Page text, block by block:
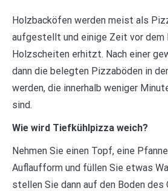
Holzbacköfen werden meist als
aufgestellt und einige Zeit vor dem
Holzscheiten erhitzt. Nach einer
dann die belegten Pizzaböden in
werden, die innerhalb weniger
sind.
Wie wird Tiefkühlpizza weich?
Nehmen Sie einen Topf, eine
Auflaufform und füllen Sie etwas
stellen Sie dann auf den Boden des